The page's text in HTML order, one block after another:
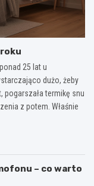
25 lat u
dużo, żeby
pogarszała termikę snu
z potem. Właśnie
– co warto